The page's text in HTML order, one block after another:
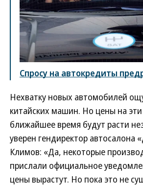
Спросу на автокредиты
Нехватку новых автомобилей
китайских машин. Но цены на
ближайшее время будут расти
уверен гендиректор автосалона
Климов: «Да, некоторые
прислали официальное
цены вырастут. Но пока это не